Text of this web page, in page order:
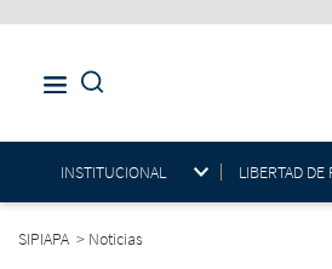
INSTITUCIONAL LIBERTAD DE
SIPIAPA > Noticias